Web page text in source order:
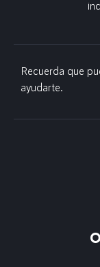
Recuerda que
ayudarte.